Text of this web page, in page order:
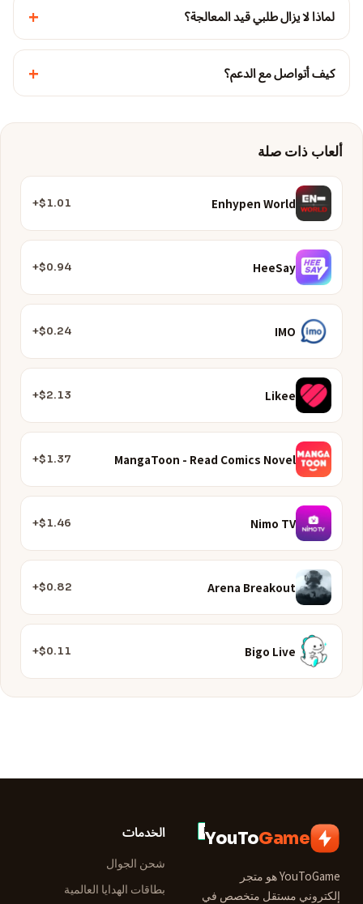
لماذا لا يزال طلبي قيد المعالجة؟ +
كيف أتواصل مع الدعم؟ +
ألعاب ذات صلة
Enhypen World
$1.01+
HeeSay
$0.94+
IMO
$0.24+
Likee
$2.13+
MangaToon - Read Comics Novel
$1.37+
Nimo TV
$1.46+
Arena Breakout
$0.82+
Bigo Live
$0.11+
YouToGame
YouToGame هو متجر
إلكتروني مستقل متخصص في
الخدمات
شحن الجوال
بطاقات الهدايا العالمية